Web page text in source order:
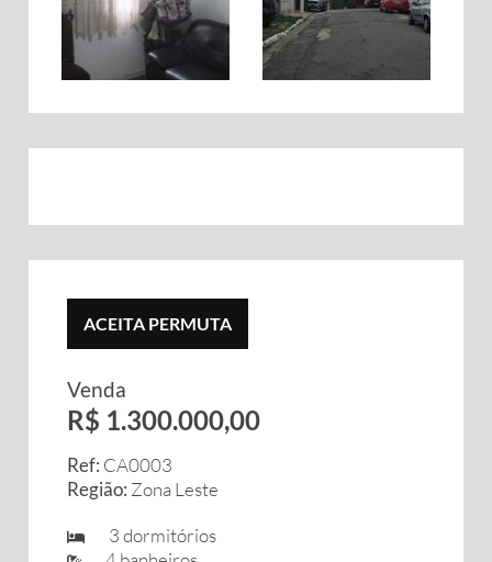
ACEITA PERMUTA
Venda
R$ 1.300.000,00
Ref: CA0003
Região: Zona Leste
3 dormitórios